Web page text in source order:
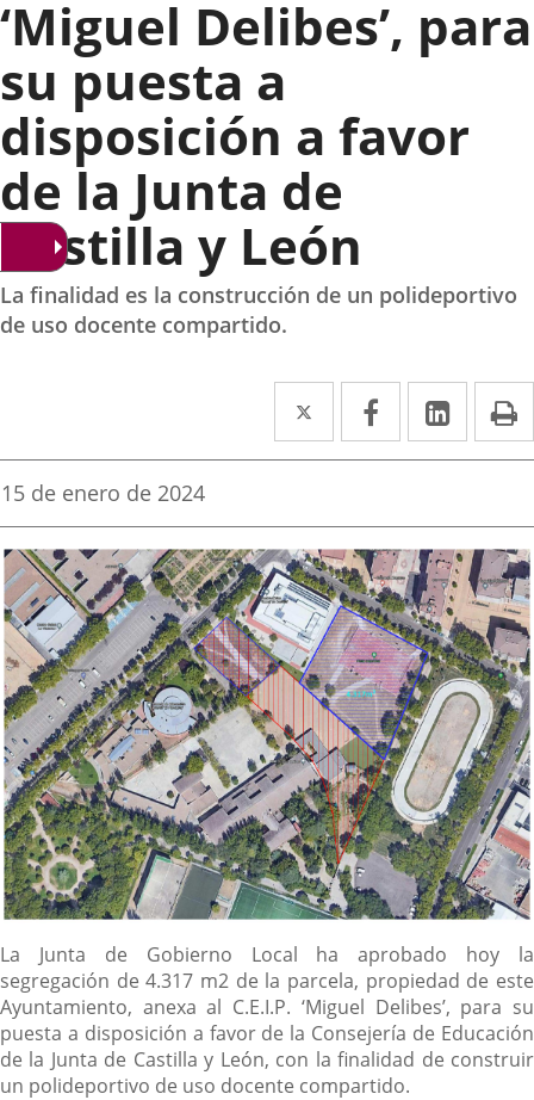
‘Miguel Delibes’, para
su puesta a
disposición a favor
de la Junta de
Castilla y León
La finalidad es la construcción de un polideportivo
de uso docente compartido.
Twitter
Enlace
a
aplicación
externa.
Facebook
Enlace
a
aplicación
externa.
Enlace
a
Fecha
la
noticia
15 de enero de 2024
Descripción
La Junta de Gobierno Local ha aprobado hoy la
segregación de 4.317 m2 de la parcela, propiedad de este
Ayuntamiento, anexa al C.E.I.P. ‘Miguel Delibes’, para su
puesta a disposición a favor de la Consejería de Educación
de la Junta de Castilla y León, con la finalidad de construir
un polideportivo de uso docente compartido.